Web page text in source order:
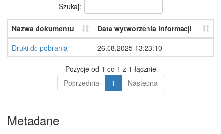
Szukaj:
Nazwa dokumentu
Data wytworzenia informacji
Druki do pobrania
26.08.2025 13:23:10
Pozycje od 1 do 1 z 1 łącznie
Poprzednia
1 Następna
Metadane